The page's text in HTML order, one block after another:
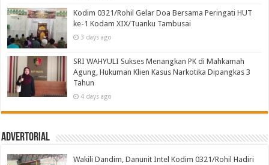
Kodim 0321/Rohil Gelar Doa Bersama Peringati HUT
ke-1 Kodam XIX/Tuanku Tambusai
3 days ago
SRI WAHYULI Sukses Menangkan PK di Mahkamah
Agung, Hukuman Klien Kasus Narkotika Dipangkas 3
Tahun
4 days ago
Advertorial
Wakili Dandim, Danunit Intel Kodim 0321/Rohil Hadiri